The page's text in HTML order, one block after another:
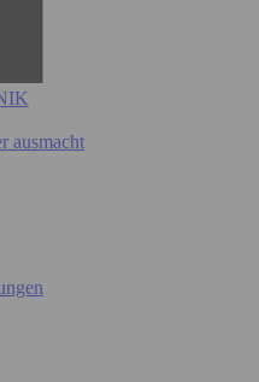
ausmacht